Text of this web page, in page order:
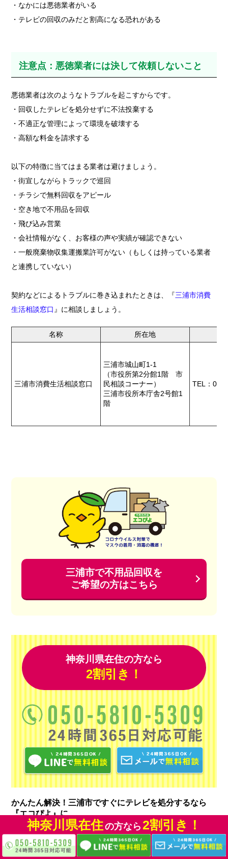
・なかには悪徳業者がいる
・テレビの回収のみだと割高になる恐れがある
注意点：悪徳業者には決して依頼しないこと
悪徳業者は次のようなトラブルを起こすからです。
・回収したテレビを処分せずに不法投棄する
・不適正な管理によって環境を破壊する
・高額な料金を請求する
以下の特徴に当てはまる業者は避けましょう。
・街宣しながらトラックで巡回
・チラシで無料回収をアピール
・空き地で不用品を回収
・飛び込み営業
・会社情報がなく、お客様の声や実績が確認できない
・一般廃棄物収集運搬業許可がない（もしくは持っている業者
と連携していない）
契約などによるトラブルに巻き込まれたときは、『三浦市消費
生活相談窓口 』に相談しましょう。
名称 所在地
三浦市消費生活相談窓口
三浦市城山町1-1
（市役所第2分館1階 市
民相談コーナー）
三浦市役所本庁舎2号館1
階
TEL：
三浦市で不用品回収を
ご希望の方はこちら
神奈川県在住の方なら
2割引き！
かんたん解決！三浦市ですぐにテレビを処分するなら
『エコぴよ』に
三浦市でテレビの処分をお考えの方は、神奈川県で10,000件以
上の不用品回収・買取の実績がある『エコぴよ』におまかせく
ださい。
神奈川県在住の方なら 2割引き！